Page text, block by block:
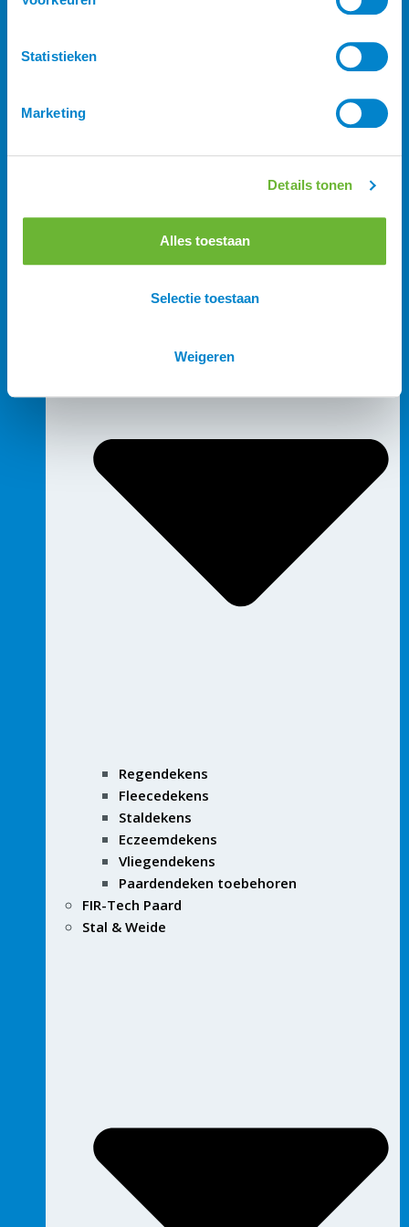
Statistieken
Marketing
Details tonen
Alles toestaan
Selectie toestaan
Weigeren
Teugels
Paardendekens
Regendekens
Fleecedekens
Staldekens
Eczeemdekens
Vliegendekens
Paardendeken toebehoren
FIR-Tech Paard
Stal & Weide